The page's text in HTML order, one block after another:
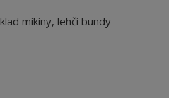
mikiny, lehčí bundy